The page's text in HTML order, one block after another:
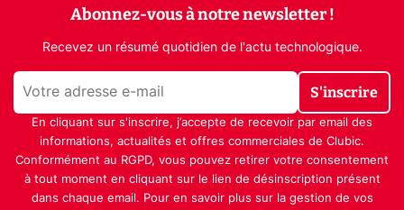
Abonnez-vous à notre newsletter !
Recevez un résumé quotidien de l'actu technologique.
S'inscrire
En cliquant sur s'inscrire, j’accepte de recevoir par email des
informations, actualités et offres commerciales de Clubic.
Conformément au RGPD, vous pouvez retirer votre consentement
à tout moment en cliquant sur le lien de désinscription présent
dans chaque email. Pour en savoir plus sur la gestion de vos